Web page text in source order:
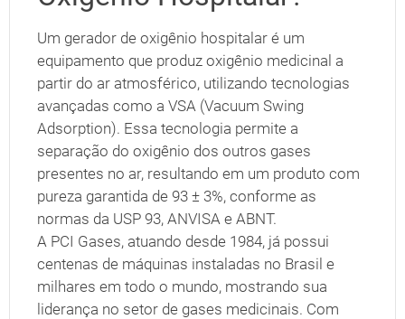
Um gerador de oxigênio hospitalar é um
equipamento que produz oxigênio medicinal a
partir do ar atmosférico, utilizando tecnologias
avançadas como a VSA (Vacuum Swing
Adsorption). Essa tecnologia permite a
separação do oxigênio dos outros gases
presentes no ar, resultando em um produto com
pureza garantida de 93 ± 3%, conforme as
normas da USP 93, ANVISA e ABNT.
A PCI Gases, atuando desde 1984, já possui
centenas de máquinas instaladas no Brasil e
milhares em todo o mundo, mostrando sua
liderança no setor de gases medicinais. Com